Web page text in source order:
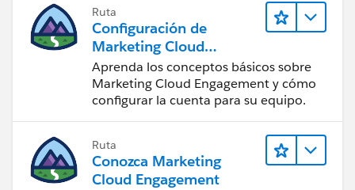
Ruta
Configuración de
Marketing Cloud
Engagement
Aprenda los conceptos básicos sobre
Marketing Cloud Engagement y cómo
configurar la cuenta para su equipo.
Ruta
Conozca Marketing
Cloud Engagement